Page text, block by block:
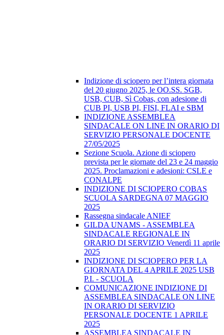
Indizione di sciopero per l’intera giornata
del 20 giugno 2025, le OO.SS. SGB,
USB, CUB, Sì Cobas, con adesione di
CUB PI, USB PI, FISI, FLAI e SBM
INDIZIONE ASSEMBLEA
SINDACALE ON LINE IN ORARIO DI
SERVIZIO PERSONALE DOCENTE
27/05/2025
Sezione Scuola. Azione di sciopero
prevista per le giornate del 23 e 24 maggio
2025. Proclamazioni e adesioni: CSLE e
CONALPE
INDIZIONE DI SCIOPERO COBAS
SCUOLA SARDEGNA 07 MAGGIO
2025
Rassegna sindacale ANIEF
GILDA UNAMS - ASSEMBLEA
SINDACALE REGIONALE IN
ORARIO DI SERVIZIO Venerdì 11 aprile
2025
INDIZIONE DI SCIOPERO PER LA
GIORNATA DEL 4 APRILE 2025 USB
P.I. - SCUOLA
COMUNICAZIONE INDIZIONE DI
ASSEMBLEA SINDACALE ON LINE
IN ORARIO DI SERVIZIO
PERSONALE DOCENTE 1 APRILE
2025
ASSEMBLEA SINDACALE IN